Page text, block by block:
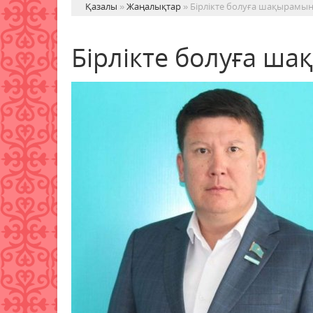
Қазалы »Жаңалықтар » Бірлікте болуға шақырамын
Бірлікте болуға